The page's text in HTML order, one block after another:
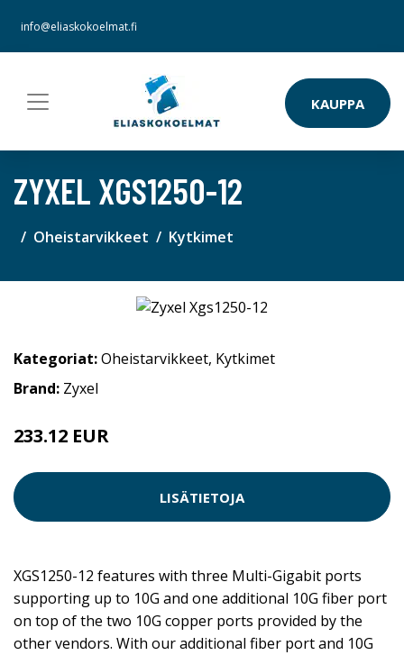
info@eliaskokoelmat.fi
KAUPPA
ZYXEL XGS1250-12
Oheistarvikkeet Kytkimet
Kategoriat:Oheistarvikkeet, Kytkimet
Brand: Zyxel
233.12 EUR
LISÄTIETOJA
XGS1250-12 features with three Multi-Gigabit ports
supporting up to 10G and one additional 10G fiber port
on top of the two 10G copper ports provided by the
other vendors. With our additional fiber port and 10G